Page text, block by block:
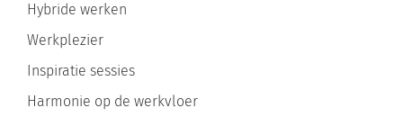
Hybride werken
Werkplezier
Inspiratie sessies
Harmonie op de werkvloer